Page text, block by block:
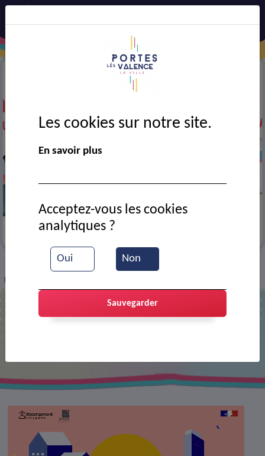
VIE MUNICIPALE > Ressources documentaires
Recensement 2026 : confidentialité
Les cookies sur notre site.
En savoir plus
Oui Non
Acceptez-vous les cookies
analytiques ?
Sauvegarder